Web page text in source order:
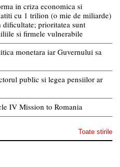
in criza economica si
cu 1 trilion (o mie de miliarde)
prioritatea sunt
si firmele vulnerabile
monetara iar Guvernului sa
public si legea pensiilor ar
IV Mission to Romania
Toate stirile